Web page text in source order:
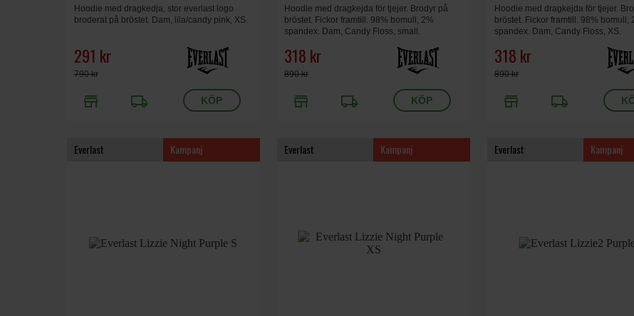
Hoodie med dragkedja, stor everlast logo
broderat på bröstet. Dam, lila/candy pink, XS.
291 kr
790 kr
store local_shipping
Hoodie med dragkejda för tjejer. Brodyr på
bröstet. Fickor framtill. 98% bomull, 2%
spandex. Dam, Candy Floss, small.
318 kr
890 kr
store local_shipping
Hoodie med dragkejda för tjejer.
bröstet. Fickor framtill. 98% bomull,
spandex. Dam, Candy Floss, XS.
318 kr
890 kr
store local_shipping
Everlast Kampanj Everlast Kampanj Everlast Kampanj